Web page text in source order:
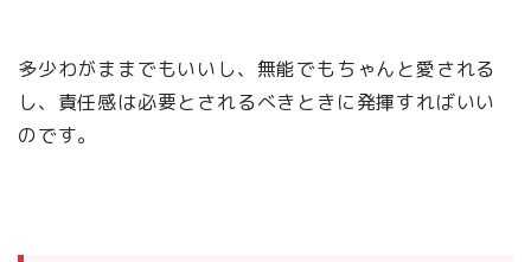
多少わがままでもいいし、無能でもちゃんと愛される
し、責任感は必要とされるべきときに発揮すればいい
のです。